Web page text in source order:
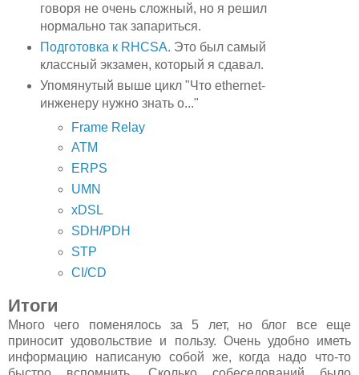
говоря не очень сложный, но я решил
нормально так запариться.
Подготовка к RHCSA. Это был самый
классный экзамен, который я сдавал.
Упомянутый выше цикл "Что ethernet-
инженеру нужно знать о..."
Frame Relay
ATM
ERPS
UMN
xDSL
SDH/PDH
STP
CI/CD
Итоги
Много чего поменялось за 5 лет, но блог все еще
приносит удовольствие и пользу. Очень удобно иметь
информацию написаную собой же, когда надо что-то